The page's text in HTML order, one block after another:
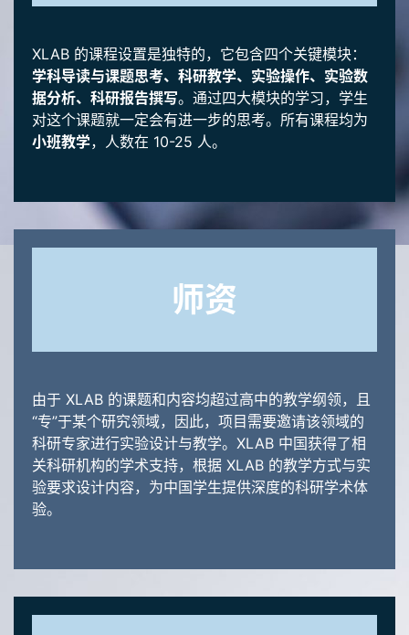
XLAB 的课程设置是独特的，它包含四个关键模块：
学科导读与课题思考、科研教学、实验操作、实验数
据分析、科研报告撰写。通过四大模块的学习，学生
对这个课题就一定会有进一步的思考。所有课程均为
小班教学，人数在 10-25 人。
师资
由于 XLAB 的课题和内容均超过高中的教学纲领，且
“专”于某个研究领域，因此，项目需要邀请该领域的
科研专家进行实验设计与教学。XLAB 中国获得了相
关科研机构的学术支持，根据 XLAB 的教学方式与实
验要求设计内容，为中国学生提供深度的科研学术体
验。